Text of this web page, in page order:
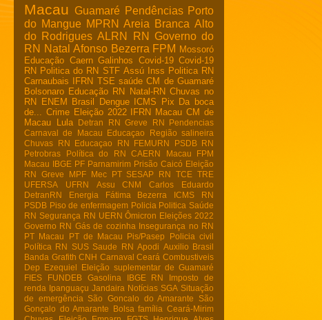
Macau Guamaré Pendências Porto
do Mangue MPRN Areia Branca Alto
do Rodrigues ALRN RN
Governo do
RN Natal Afonso Bezerra FPM Mossoró
Educação Caern Galinhos Covid-19 Covid-19
RN Politica do RN STF Assú Inss Politica RN
Carnaubais
IFRN TSE saúde CM de Guamaré
Bolsonaro Educação RN Natal-RN Chuvas no
RN
ENEM Brasil Dengue ICMS Pix Da boca
de...
Crime Eleição 2022 IFRN Macau CM de
Macau
Lula Detran RN Greve RN
Pendencias
Carnaval de Macau
Educaçao
Região salineira
Chuvas RN
Educaçao RN FEMURN
PSDB RN
Petrobras
Política do RN CAERN Macau
FPM
Macau IBGE PF Parnamirim Prisão Caicó Eleição
RN
Greve MPF Mec PT SESAP RN TCE TRE
UFERSA
UFRN Assu CNM
Carlos Eduardo
DetranRN
Energia Fátima Bezerra
ICMS RN
PSDB Piso de enfermagem Policia Politica Saúde
RN Segurança RN UERN Ômicron Eleições 2022
Governo RN Gás de cozinha Insegurança no RN
PT Macau
PT de Macau Pis/Pasep
Policia civil
Política RN
SUS Saude RN Apodi Auxilio Brasil
Banda Grafith CNH Carnaval Ceará Combustiveis
Dep Ezequiel
Eleição suplementar de Guamaré
FIES
FUNDEB Gasolina IBGE RN
Imposto de
renda Ipanguaçu Jandaira Notícias SGA Situação
de emergência
São Goncalo do Amarante
São
Gonçalo do Amarante
Bolsa família Ceará-Mirim